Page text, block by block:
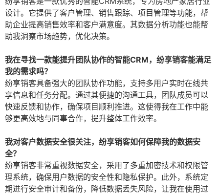
设计。它提供了客户管理、销售跟踪、项目管理等功能，帮
助企业提高销售效率和客户满意度。其数据分析功能也能帮
助我洞察市场趋势，优化决策。
我在寻找一款能提升团队协作的智能CRM，纷享销客能满足
我的需求吗？
纷享销客具备强大的团队协作功能，支持多用户实时在线共
享信息和任务分配。通过其便捷的沟通工具，团队成员可以
快速反馈和协作，确保项目顺利推进。这使得我在工作中能
够更高效地与同事合作，提升整体工作效率。
我对客户数据安全很关注，纷享销客如何保障我的数据安
全？
纷享销客非常重视数据安全，采用了多重加密技术和权限管
理系统，确保用户数据的安全性和隐私保护。此外，系统定
期进行安全审计和备份，降低数据丢失风险，让我在使用过